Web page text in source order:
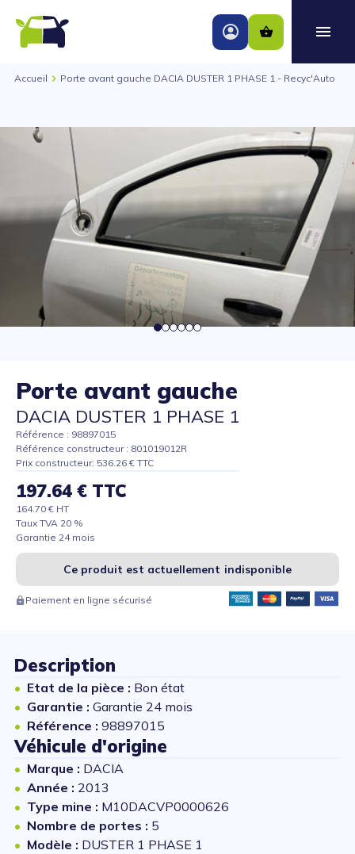
Accueil Porte avant gauche DACIA DUSTER 1 PHASE 1 - Recyc'Auto
Porte avant gauche
DACIA DUSTER 1 PHASE 1
Référence : 98897015
Référence constructeur : 801019012R
Prix constructeur: 536.26 € TTC
197.64 € TTC
164.70 € HT
Taux TVA 20 %
Garantie 24 mois
Ce produit est actuellement indisponible
Paiement en ligne sécurisé
Description
Etat de la pièce : Bon état
Garantie : Garantie 24 mois
Référence : 98897015
Véhicule d'origine
Marque : DACIA
Année : 2013
Type mine : M10DACVP0000626
Nombre de portes : 5
Modèle : DUSTER 1 PHASE 1